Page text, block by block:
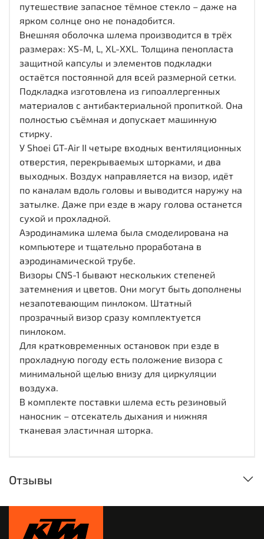
путешествие запасное тёмное стекло – даже на
ярком солнце оно не понадобится.
Внешняя оболочка шлема производится в трёх
размерах: XS-M, L, XL-XXL. Толщина пенопласта
защитной капсулы и элементов подкладки
остаётся постоянной для всей размерной сетки.
Подкладка изготовлена из гипоаллергенных
материалов с антибактериальной пропиткой. Она
полностью съёмная и допускает машинную
стирку.
У Shoei GT-Air II четыре входных вентиляционных
отверстия, перекрываемых шторками, и два
выходных. Воздух направляется на визор, идёт
по каналам вдоль головы и выводится наружу на
затылке. Даже при езде в жару голова останется
сухой и прохладной.
Аэродинамика шлема была смоделирована на
компьютере и тщательно проработана в
аэродинамической трубе.
Визоры CNS-1 бывают нескольких степеней
затемнения и цветов. Они могут быть дополнены
незапотевающим пинлоком. Штатный
прозрачный визор сразу комплектуется
пинлоком.
Для кратковременных остановок при езде в
прохладную погоду есть положение визора с
минимальной щелью внизу для циркуляции
воздуха.
В комплекте поставки шлема есть резиновый
наносник – отсекатель дыхания и нижняя
тканевая эластичная шторка.
Отзывы